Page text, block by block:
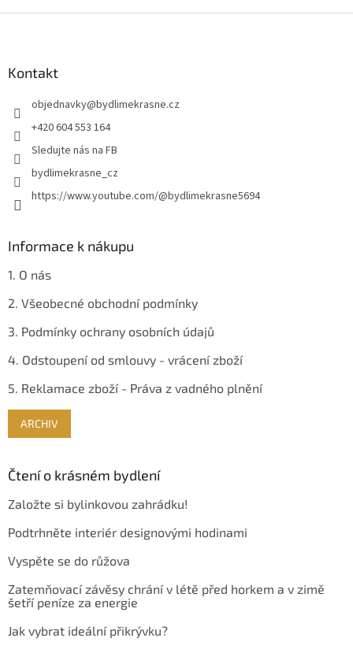
Kontakt
objednavky@bydlimekrasne.cz
+420 604 553 164
Sledujte nás na FB
bydlimekrasne_cz
https://www.youtube.com/@bydlimekrasne5694
Informace k nákupu
1. O nás
2. Všeobecné obchodní podmínky
3. Podmínky ochrany osobních údajů
4. Odstoupení od smlouvy - vrácení zboží
5. Reklamace zboží - Práva z vadného plnění
ARCHIV
Čtení o krásném bydlení
Založte si bylinkovou zahrádku!
Podtrhněte interiér designovými hodinami
Vyspěte se do růžova
Zatemňovací závěsy chrání v létě před horkem a v zimě
šetří peníze za energie
Jak vybrat ideální přikrývku?